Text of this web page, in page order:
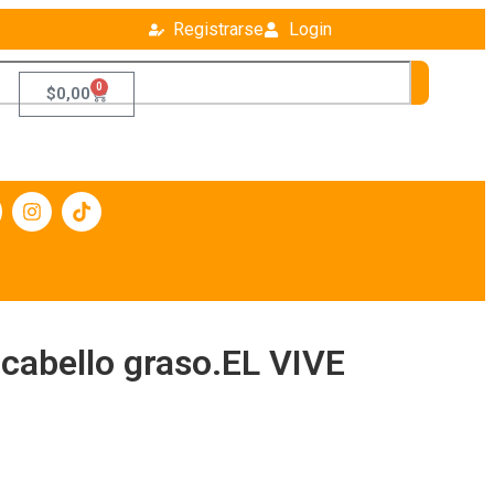
Registrarse Login
$0,00 0
graso.EL VIVE